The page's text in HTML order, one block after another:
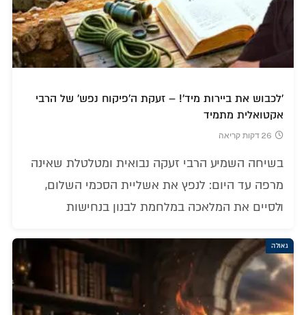
'לכבוש את ביירות מיד'! – זעקת ה'פיקוח נפש' של הרבי
אקטואלית מתמיד
26 דקות קריאה
בשיחה השמיע הרבי זעקה נבואית ומטלטלת שאינה
מרפה עד היום: לנפץ את אשליית הסכמי השלום,
ולסיים את המלאכה במלחמת לבנון בנחישות
גאולה